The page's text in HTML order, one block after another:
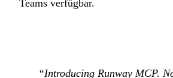
Teams verfügbar.
“Introducing Runway MCP.